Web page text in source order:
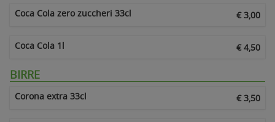
Coca Cola zero zuccheri 33cl € 3,00
Coca Cola 1l € 4,50
BIRRE
Corona extra 33cl € 3,50